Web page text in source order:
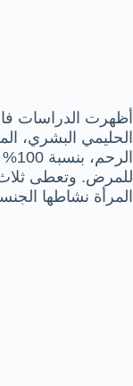
أظهرت الدراسات
الحليمي البشري،
للمرض. وتعطى ثلاث
المرأة نشاطها